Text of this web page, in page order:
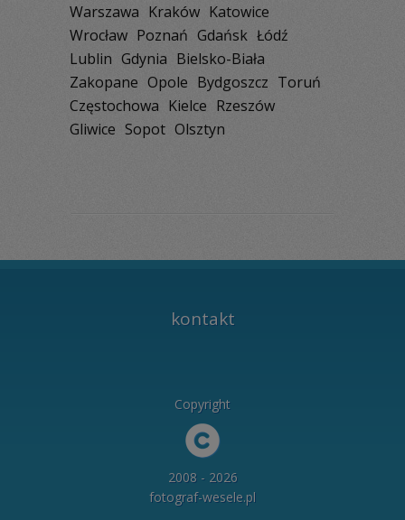
Warszawa Kraków Katowice
Wrocław Poznań Gdańsk Łódź
Lublin Gdynia Bielsko-Biała
Zakopane Opole Bydgoszcz Toruń
Częstochowa Kielce Rzeszów
Gliwice Sopot Olsztyn
kontakt
Copyright
2008 - 2026
fotograf-wesele.pl